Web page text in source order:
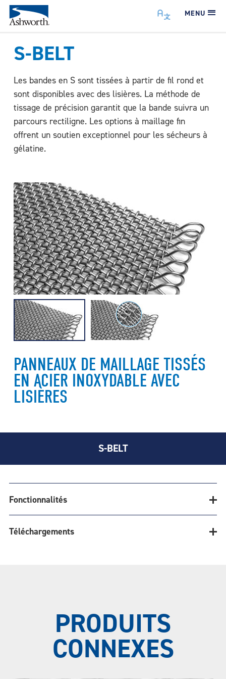
MENU
PANNEAUX DE MAILLAGE TISSÉS
EN ACIER INOXYDABLE AVEC
LISIÈRES
S-BELT
Les bandes en S sont tissées à partir de fil rond et
sont disponibles avec des lisières. La méthode de
tissage de précision garantit que la bande suivra un
parcours rectiligne. Les options à maillage fin
offrent un soutien exceptionnel pour les sécheurs à
gélatine.
S-BELT
Fonctionnalités
maillage fin offrent un soutien exceptionnel pour
les sécheurs à gélatine. La planéité du panneau
S-Belt garantit que la gélatine se répartira
uniformément sur la bande pour créer une
Téléchargements
BROCHURES
PRODUITS
CONNEXES